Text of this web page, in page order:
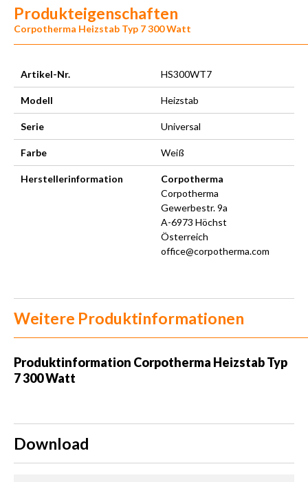
Produkteigenschaften
Corpotherma Heizstab Typ 7 300 Watt
Artikel-Nr. HS300WT7
Modell Heizstab
Serie Universal
Farbe Weiß
Herstellerinformation
Corpotherma
Corpotherma
Gewerbestr. 9a
A-6973 Höchst
Österreich
office@corpotherma.com
Weitere Produktinformationen
Produktinformation Corpotherma Heizstab Typ
7 300 Watt
Download